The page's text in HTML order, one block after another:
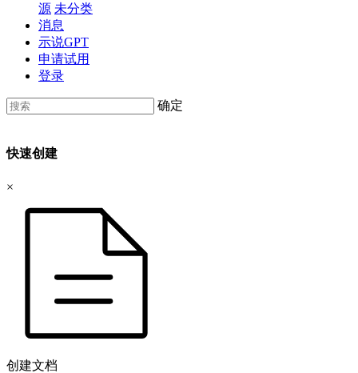
源 未分类
消息
示说GPT
申请试用
登录
确定
快速创建
×
创建文档